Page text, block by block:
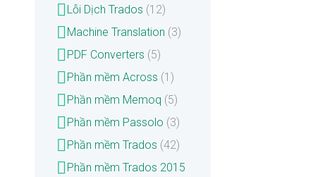
Lỗi Dịch Trados (12)
Machine Translation (3)
PDF Converters (5)
Phần mềm Across (1)
Phần mềm Memoq (5)
Phần mềm Passolo (3)
Phần mềm Trados (42)
Phần mềm Trados 2015